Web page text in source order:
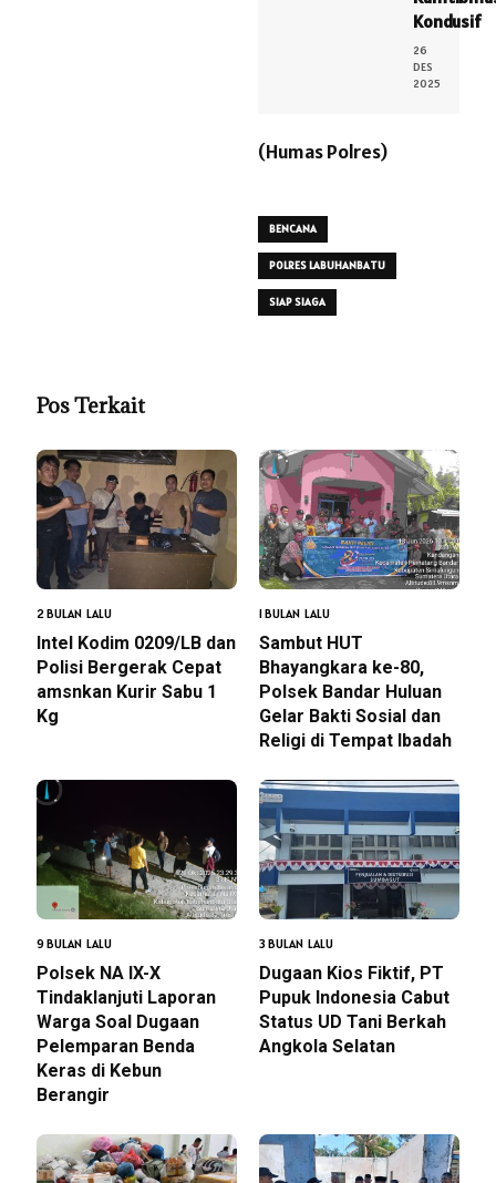
Kondusif
26
DES
2025
(Humas Polres)
BENCANA
POLRES LABUHANBATU
SIAP SIAGA
Pos Terkait
2 BULAN LALU
Intel Kodim 0209/LB dan
Polisi Bergerak Cepat
amsnkan Kurir Sabu 1
Kg
1 BULAN LALU
Sambut HUT
Bhayangkara ke-80,
Polsek Bandar Huluan
Gelar Bakti Sosial dan
Religi di Tempat Ibadah
9 BULAN LALU
Polsek NA IX-X
Tindaklanjuti Laporan
Warga Soal Dugaan
Pelemparan Benda
Keras di Kebun
Berangir
3 BULAN LALU
Dugaan Kios Fiktif, PT
Pupuk Indonesia Cabut
Status UD Tani Berkah
Angkola Selatan